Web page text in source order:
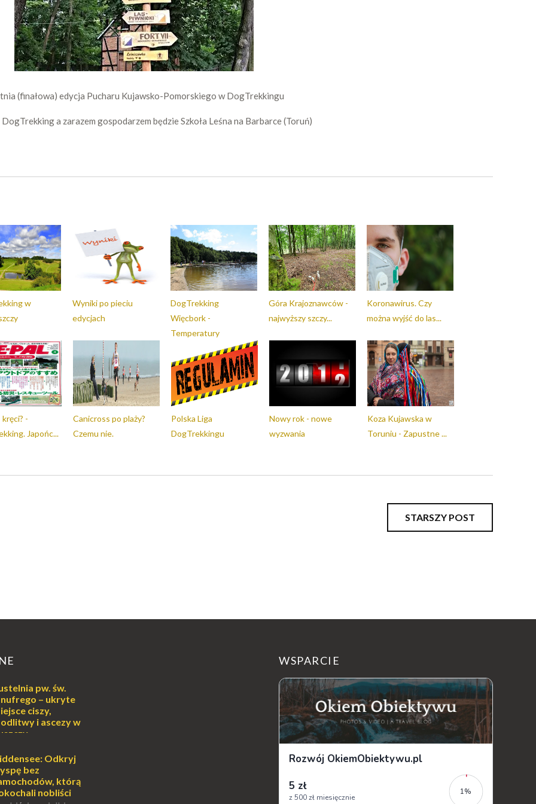
(finałowa) edycja Pucharu Kujawsko-Pomorskiego w DogTrekkingu
a zarazem gospodarzem będzie Szkoła Leśna na Barbarce (Toruń)
w
Wyniki po pieciu
edycjach
DogTrekking
Więcbork -
Temperatury
Góra Krajoznawców -
najwyższy szczy...
Koronawirus. Czy
można wyjść do las...
-
Japońc...
Canicross po plaży?
Czemu nie.
Polska Liga
DogTrekkingu
Nowy rok - nowe
wyzwania
Koza Kujawska w
Toruniu - Zapustne ...
STARSZY POST
pw. św.
– ukryte
ciszy,
i ascezy w
wydawać się
treningiem
romantycznym
to nieustanne
Odkryj
bez
którą
nobliści
WSPARCIE